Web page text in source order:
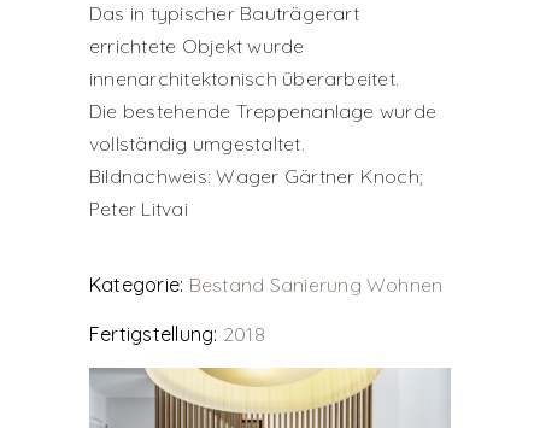
Das in typischer Bauträgerart
errichtete Objekt wurde
innenarchitektonisch überarbeitet.
Die bestehende Treppenanlage wurde
vollständig umgestaltet.
Bildnachweis: Wager Gärtner Knoch;
Peter Litvai
Kategorie: Bestand Sanierung Wohnen
Fertigstellung: 2018